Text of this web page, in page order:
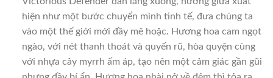
hiện như một bước chuyển mình tinh tế, đưa chúng ta
vào một thế giới mới đầy mê hoặc. Hương hoa cam ngọt
ngào, với nét thanh thoát và quyến rũ, hòa quyện cùng
với nhựa cây myrrh ấm áp, tạo nên một cảm giác gần gũi